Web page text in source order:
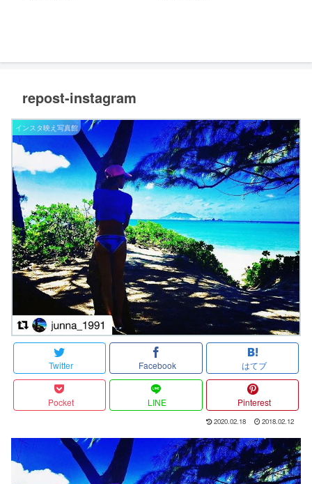
repost-instagram
インスタ映え写真館
Twitter Facebook はてブ
Pocket LINE Pinterest
2020.02.18 2018.02.12